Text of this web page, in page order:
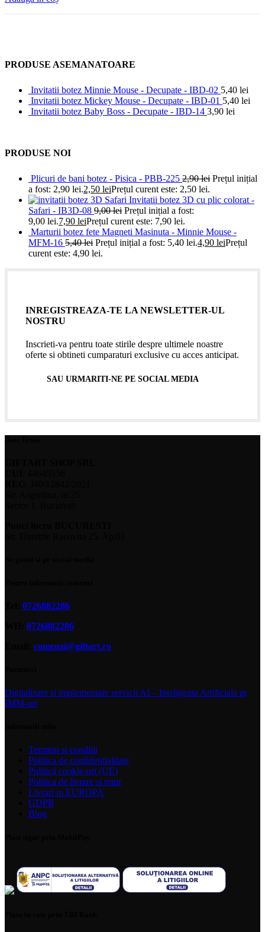
PRODUSE ASEMANATOARE
Invitatii botez Minnie Mouse - Decupate - IBD-02 5,40 lei
Invitatii botez Mickey Mouse - Decupate - IBD-01 5,40 lei
Invitatii botez Baby Boss - Decupate - IBD-14 3,90 lei
PRODUSE NOI
Plicuri de bani botez - Pisica - PBB-225 2,90lei Prețul inițial
a fost: 2,90 lei.2,50 leiPrețul curent este: 2,50 lei.
Invitatii botez 3D cu plic colorat -
Safari - IB3D-08 9,00lei Prețul inițial a fost:
9,00 lei.7,90 leiPrețul curent este: 7,90 lei.
Marturii botez fete Magneti Masinuta - Minnie Mouse -
MFM-16 5,40lei Prețul inițial a fost: 5,40 lei.4,90 leiPrețul
curent este: 4,90 lei.
INREGISTREAZA-TE LA NEWSLETTER-UL
NOSTRU
Inscrieti-va pentru toate stirile despre ultimele noastre
oferte si obtineti cumparaturi exclusive cu acces anticipat.
SAU URMARITI-NE PE SOCIAL MEDIA
0726882286
0726882286
comenzi@giftart.ro
Digitalizare si implementare servicii AI – Inteligenta Artificiala pt
IMM-uri
Termeni si conditii
Politica de confidentialitate
Politică cookie-uri (UE)
Politica de livrare si retur
Livrari in EUROPA
GDPR
Blog